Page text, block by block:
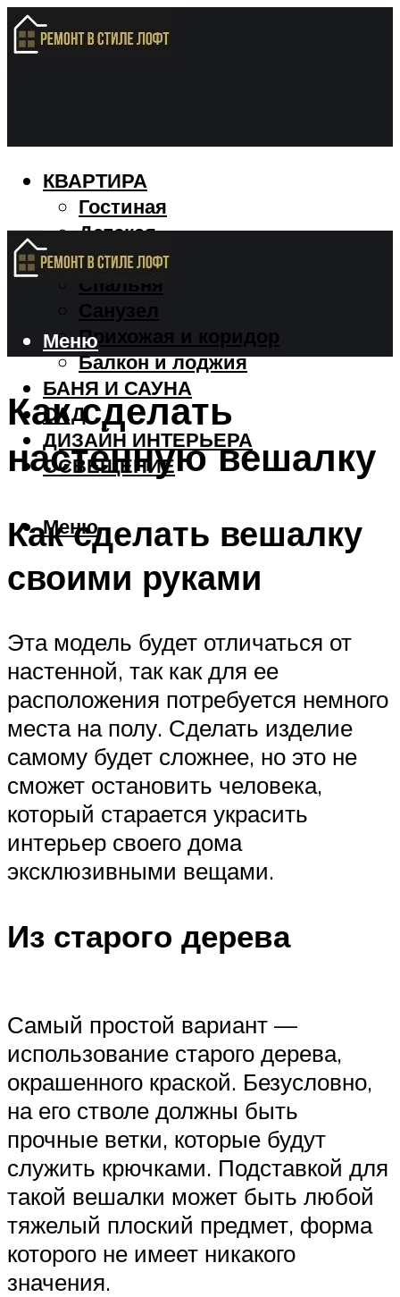
КВАРТИРА
Гостиная
Детская
Кухня
Спальня
Санузел
Прихожая и коридор
Балкон и лоджия
БАНЯ И САУНА
САД
ДИЗАЙН ИНТЕРЬЕРА
ОСВЕЩЕНИЕ
Меню
Меню
Как сделать
настенную вешалку
Как сделать вешалку
своими руками
Эта модель будет отличаться от
настенной, так как для ее
расположения потребуется немного
места на полу. Сделать изделие
самому будет сложнее, но это не
сможет остановить человека,
который старается украсить
интерьер своего дома
эксклюзивными вещами.
Из старого дерева
Самый простой вариант —
использование старого дерева,
окрашенного краской. Безусловно,
на его стволе должны быть
прочные ветки, которые будут
служить крючками. Подставкой для
такой вешалки может быть любой
тяжелый плоский предмет, форма
которого не имеет никакого
значения.